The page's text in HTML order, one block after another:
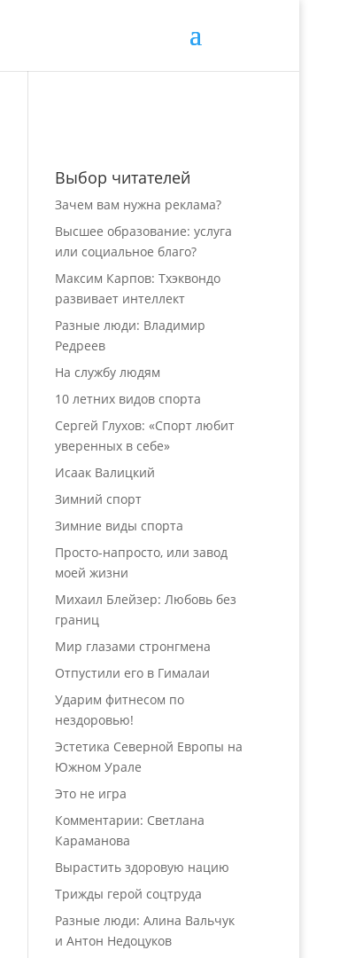
Выбор читателей
Зачем вам нужна реклама?
Высшее образование: услуга
или социальное благо?
Максим Карпов: Тхэквондо
развивает интеллект
Разные люди: Владимир
Редреев
На службу людям
10 летних видов спорта
Сергей Глухов: «Спорт любит
уверенных в себе»
Исаак Валицкий
Зимний спорт
Зимние виды спорта
Просто-напросто, или завод
моей жизни
Михаил Блейзер: Любовь без
границ
Мир глазами стронгмена
Отпустили его в Гималаи
Ударим фитнесом по
нездоровью!
Эстетика Северной Европы на
Южном Урале
Это не игра
Комментарии: Светлана
Караманова
Вырастить здоровую нацию
Трижды герой соцтруда
Разные люди: Алина Вальчук
и Антон Недоцуков